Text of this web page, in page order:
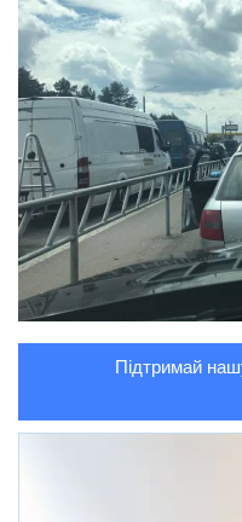
Шоу-біз
#Війна
Підтримай